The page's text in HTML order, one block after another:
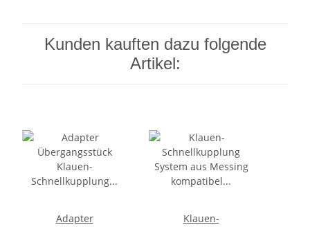
Kunden kauften dazu folgende
Artikel:
Adapter
Klauen-